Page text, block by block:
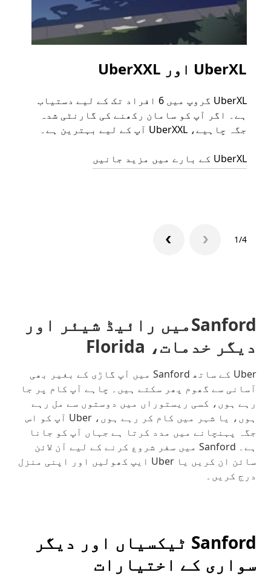
UberXL اور UberXXL
UberXL گروپ میں 6 افراد تک کے لیے دستیاب
ہے۔ اگر آپ کو سامان رکھنے کی گارنٹی شدہ
جگہ چاہیے، UberXXL آپ کے لیے بہترین ہے۔
UberXL کے بارے میں مزید جانیں
1/4
Sanfordمیں رائیڈ شیئر اور
دیگر خدمات، Florida
Uber کے ساتھ Sanford میں آپ گاڑی کے بغیر بھی
آسانی سے گھوم پھر سکتے ہیں۔ چاہے آپ کام پر جا
رہے ہوں، کسی ریستوراں میں دوستوں سے مل رہے
ہوں، یا شہر میں کام کر رہے ہوں، Uber آپ کو اس
جگہ پہنچانے میں مدد کرتا ہے جہاں آپ کو جانا
ہے۔ Sanford میں سفر شروع کرنے کے لیے آن لائن
سائن ان کریں یا Uber ایپ کھولیں اور اپنی منزل
درج کریں۔
Sanford ٹیکسیاں اور دیگر
سواری کے اختیارات